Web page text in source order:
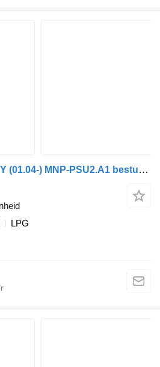
Maestronic LIONS CITY (01.04-) MNP-PSU2.A1 besturingseenheid voor MAN bus
LPG